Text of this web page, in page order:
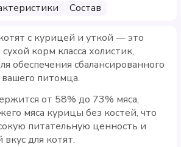
Состав
с курицей и уткой — это
корм класса холистик,
обеспечения сбалансированного
питомца.
от 58% до 73% мяса,
мяса курицы без костей, что
питательную ценность и
для котят.